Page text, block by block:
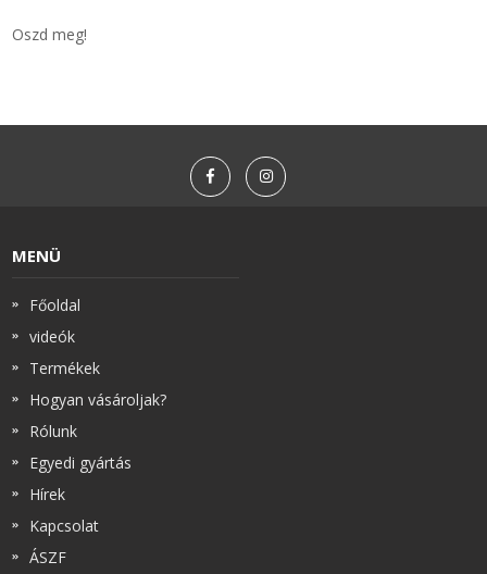
Oszd meg!
MENÜ
Főoldal
videók
Termékek
Hogyan vásároljak?
Rólunk
Egyedi gyártás
Hírek
Kapcsolat
ÁSZF